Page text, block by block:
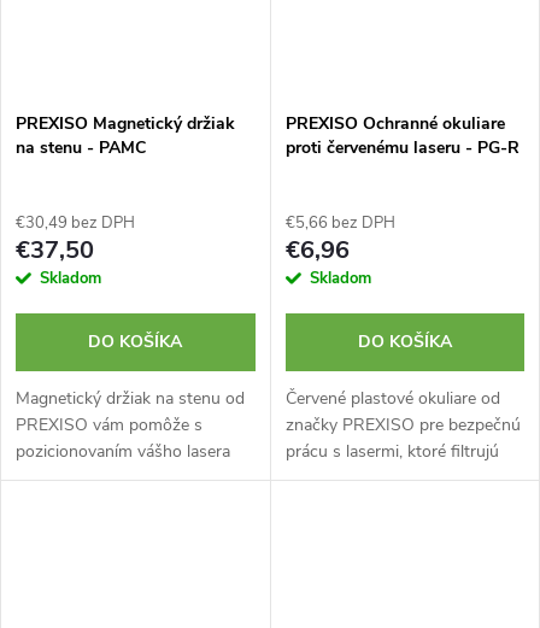
PREXISO Magnetický držiak
na stenu - PAMC
€30,49 bez DPH
€37,50
Skladom
DO KOŠÍKA
Magnetický držiak na stenu od
PREXISO vám pomôže s
pozicionovaním vášho lasera
počas meraní. Obsahuje
PREXISO Ochranné okuliare
proti červenému laseru - PG-R
€5,66 bez DPH
€6,96
Skladom
DO KOŠÍKA
Červené plastové okuliare od
značky PREXISO pre bezpečnú
prácu s lasermi, ktoré filtrujú
laserový lúč a tým chránia vaše